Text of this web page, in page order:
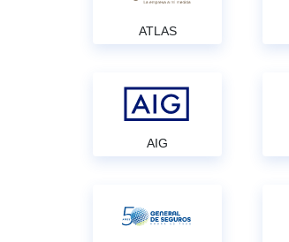
ATLAS
AIG